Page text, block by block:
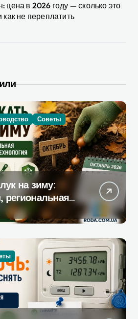
цена в 2026 году — сколько это
как не переплатить
Советы
на зиму:
региональная